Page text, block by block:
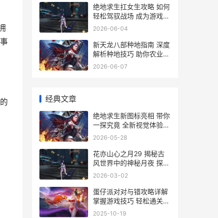
绝地求生扛女生攻略 如何
轻松驾驭战场 成为游戏中
的女神搭档
2026-06-04
新天龙八部种地指南 深度
解析种地技巧 助你农业丰
收攻略
2026-06-07
经典文章
绝地求生新图标亮相 带你
一探究竟 全新视觉体验解
析
2026-05-28
花亦山心之月29 揭秘古
风世界中的神秘月夜 探寻
月下佳品
2026-03-02
蛋仔派对对与错攻略详解
掌握游戏技巧 轻松通关攻
略全解析
2025-10-19